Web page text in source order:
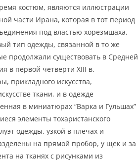
костюм, являются иллюстрации
части Ирана, которая в тот период
под властью хорезмшаха.
тип одежды, связанной в то же
продолжали существовать в Средней
в первой четверти XIII в.
прикладного искусства,
ткани, и в одежде
в миниатюрах “Варка и Гульшах”
элементы тохаристанского
одежды, узкой в плечах и
на прямой пробор, у щек и за
на тканях с рисунками из